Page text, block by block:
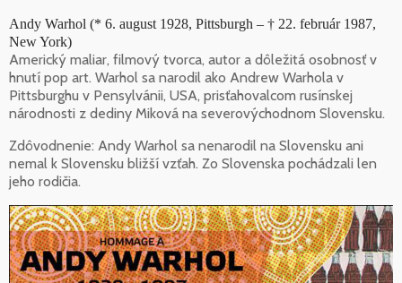
Andy Warhol (* 6. august 1928, Pittsburgh – † 22. február 1987,
New York)
Americký maliar, filmový tvorca, autor a dôležitá osobnosť v
hnutí pop art. Warhol sa narodil ako Andrew Warhola v
Pittsburghu v Pensylvánii, USA, prisťahovalcom rusínskej
národnosti z dediny Miková na severovýchodnom Slovensku.
Zdôvodnenie: Andy Warhol sa nenarodil na Slovensku ani
nemal k Slovensku bližší vzťah. Zo Slovenska pochádzali len
jeho rodičia.